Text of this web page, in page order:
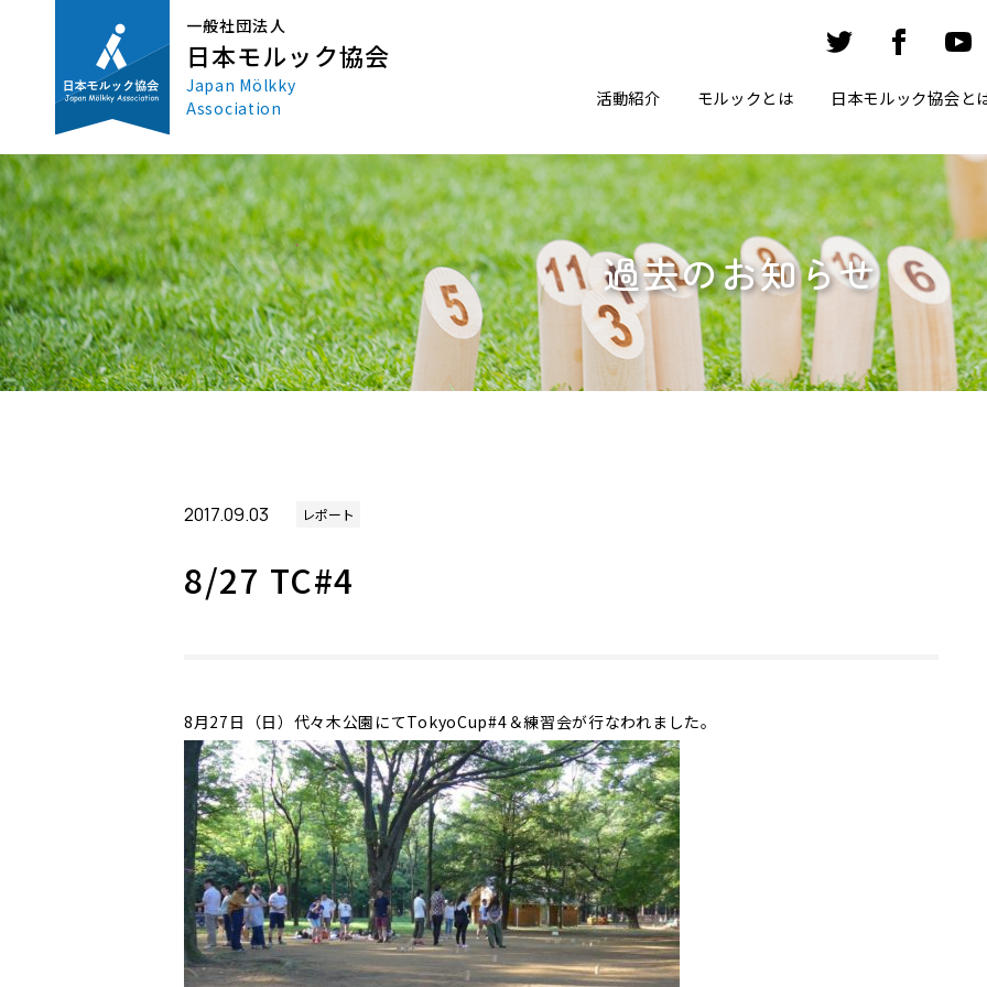
一般社団法人
日本モルック協会
Japan Mölkky
Association
活動紹介 モルックとは 日本モルック協会と
過去のお知らせ
2017.09.03 レポート
8/27 TC#4
8月27日（日）代々木公園にてTokyoCup#4＆練習会が行なわれました。